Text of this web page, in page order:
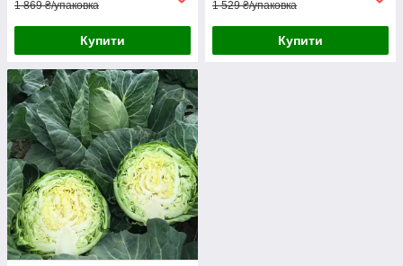
1 869 ₴/упаковка
Купити
1 529 ₴/упаковка
Купити